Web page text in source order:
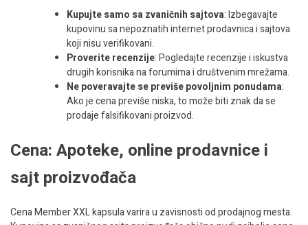
Kupujte samo sa zvaničnih sajtova: Izbegavajte
kupovinu sa nepoznatih internet prodavnica i sajtova
koji nisu verifikovani.
Proverite recenzije: Pogledajte recenzije i iskustva
drugih korisnika na forumima i društvenim mrežama.
Ne poveravajte se previše povoljnim ponudama:
Ako je cena previše niska, to može biti znak da se
prodaje falsifikovani proizvod.
Cena: Apoteke, online prodavnice i
sajt proizvođača
Cena Member XXL kapsula varira u zavisnosti od prodajnog mesta.